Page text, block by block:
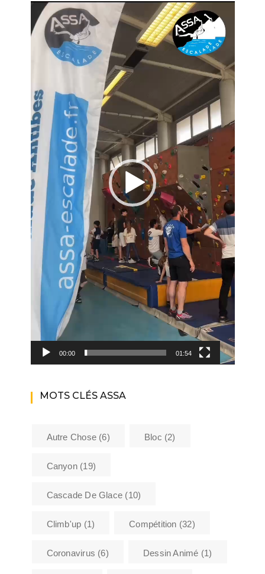
Lecteur
vidéo
00:00 01:54
MOTS CLÉS ASSA
Autre Chose(6) Bloc (2)
Canyon(19)
Cascade De Glace (10)
Climb'up (1) Compétition (32)
Coronavirus (6) Dessin Animé (1)